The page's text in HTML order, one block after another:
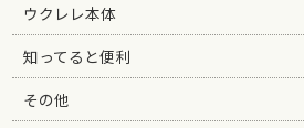
ウクレレ本体
知ってると便利
その他